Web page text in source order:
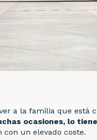
a la familia que está
ocasiones, lo
un elevado coste.